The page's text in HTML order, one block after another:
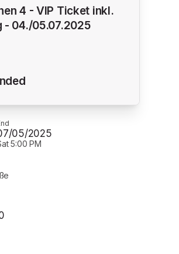
4 - VIP Ticket inkl.
- 04./05.07.2025
05/2025
5:00 PM